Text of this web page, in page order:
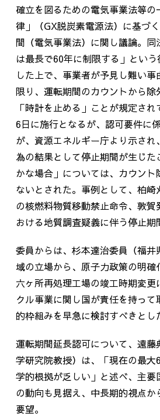
確立を図るための電気事業法等の
律」（GX脱炭素電源法）に基づ
間（電気事業法）に関し議論。同
は最長で60年に制限する」とい
した上で、事業者が予見し難い事
限り、運転期間のカウントから除
「時計を止める」ことが規定さ
6日に施行となるが、認可要件に
が、資源エネルギー庁より示さ
為の結果として停止期間が生じた
かな場合」については、カウント
ないとされた。事例として、柏崎
の核燃料物質移動禁止命令、敦賀
おける地質調査疑義に伴う停止期
委員からは、杉本達治委員（福井
域の立場から、原子力政策の明確
六ヶ所再処理工場の竣工時期変更
クル事業に関し国が責任を持っ
的枠組みを早急に検討すべきとし
運転期間延長認可について、遠藤
学研究院教授）は、「現在の最
学的根拠が乏しい」と述べ、主要
の動向も見据え、中長期的視点か
要望。